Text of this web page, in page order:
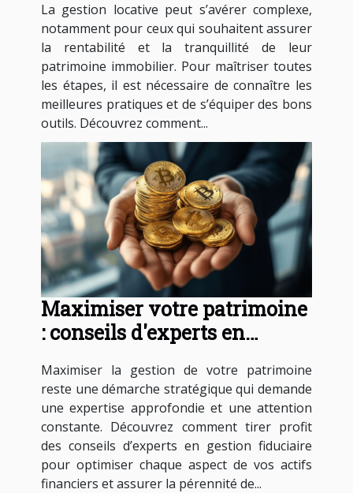
La gestion locative peut s’avérer complexe,
notamment pour ceux qui souhaitent assurer
la rentabilité et la tranquillité de leur
patrimoine immobilier. Pour maîtriser toutes
les étapes, il est nécessaire de connaître les
meilleures pratiques et de s’équiper des bons
outils. Découvrez comment...
Maximiser votre patrimoine
: conseils d'experts en
Maximiser la gestion de votre patrimoine
reste une démarche stratégique qui demande
une expertise approfondie et une attention
constante. Découvrez comment tirer profit
des conseils d’experts en gestion fiduciaire
pour optimiser chaque aspect de vos actifs
financiers et assurer la pérennité de...